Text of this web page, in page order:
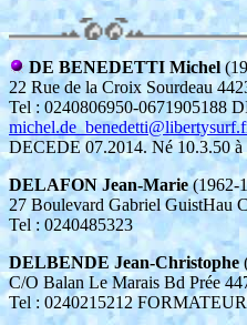
DE BENEDETTI Michel
22 Rue de la Croix Sourdeau
Tel : 0240806950-
DECEDE 07.2014. Né 10.3.50 à
DELAFON Jean-Marie(1962-
27 Boulevard Gabriel GuistHau
Tel : 0240485323
DELBENDE Jean-Christophe
C/O Balan Le Marais Bd Prée
Tel : 0240215212 FORMATEUR